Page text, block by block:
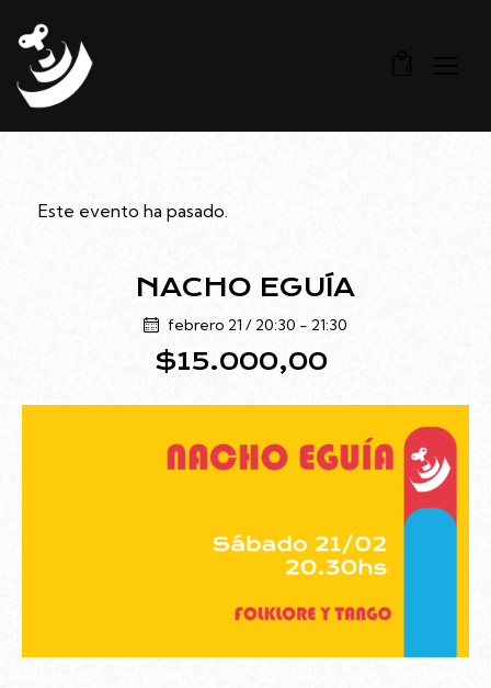
Este evento ha pasado.
NACHO EGUÍA
febrero 21 / 20:30 - 21:30
$15.000,00